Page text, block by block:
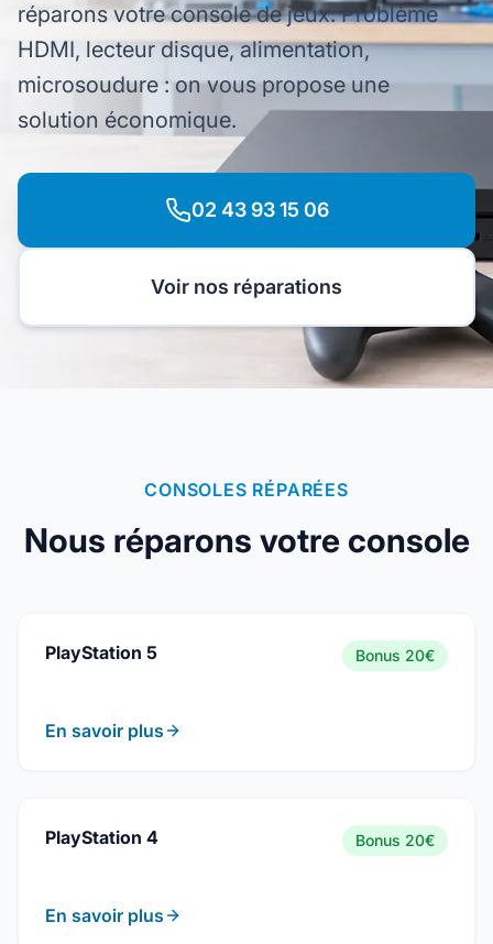
réparons votre console de jeux. Problème
HDMI, lecteur disque, alimentation,
microsoudure : on vous propose une
solution économique.
02 43 93 15 06
Voir nos réparations
CONSOLES RÉPARÉES
Nous réparons votre console
PlayStation 5 Bonus 20€
En savoir plus
PlayStation 4 Bonus 20€
En savoir plus